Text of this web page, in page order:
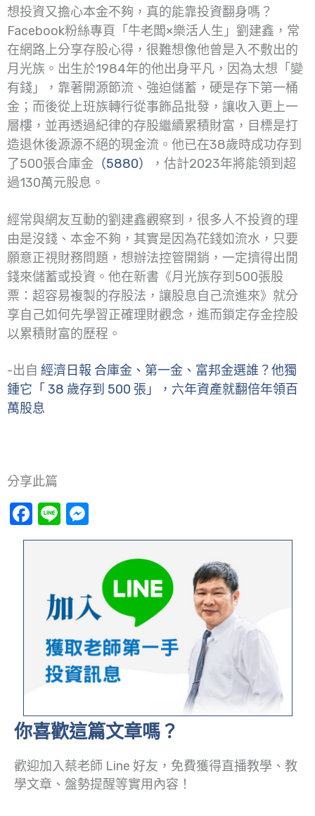
想投資又擔心本金不夠，真的能靠投資翻身嗎？
Facebook粉絲專頁「牛老闆×樂活人生」劉建鑫，常
在網路上分享存股心得，很難想像他曾是入不敷出的
月光族。出生於1984年的他出身平凡，因為太想「變
有錢」，靠著開源節流、強迫儲蓄，硬是存下第一桶
金；而後從上班族轉行從事飾品批發，讓收入更上一
層樓，並再透過紀律的存股繼續累積財富，目標是打
造退休後源源不絕的現金流。他已在38歲時成功存到
了500張合庫金 （5880）
，估計2023年將能領到超
過130萬元股息。
經常與網友互動的劉建鑫觀察到，很多人不投資的理
由是沒錢、本金不夠，其實是因為花錢如流水，只要
願意正視財務問題，想辦法控管開銷，一定擠得出閒
錢來儲蓄或投資。他在新書《月光族存到500張股
票：超容易複製的存股法，讓股息自己流進來》就分
享自己如何先學習正確理財觀念，進而鎖定存金控股
以累積財富的歷程。
-出自 經濟日報 合庫金、第一金、富邦金選誰？他獨
鍾它「 38 歲存到 500 張」，六年資產就翻倍年領百
萬股息
分享此篇
Facebook
Line
你喜歡這篇文章嗎？
歡迎加入蔡老師 Line 好友，免費獲得直播教學、教
學文章、盤勢提醒等實用內容！